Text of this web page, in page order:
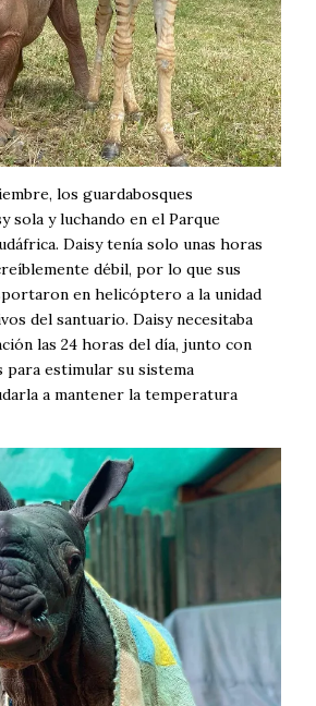
los guardabosques
sola y luchando en el Parque
Daisy tenía solo unas horas
débil, por lo que sus
en helicóptero a la unidad
del santuario. Daisy necesitaba
las 24 horas del día, junto con
estimular su sistema
a mantener la temperatura